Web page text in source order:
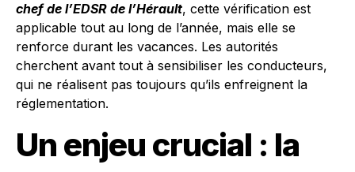
chef de l’EDSR de l’Hérault, cette vérification est
applicable tout au long de l’année, mais elle se
renforce durant les vacances. Les autorités
cherchent avant tout à sensibiliser les conducteurs,
qui ne réalisent pas toujours qu’ils enfreignent la
réglementation.
Un enjeu crucial : la